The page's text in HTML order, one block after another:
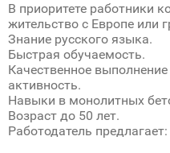
В приоритете работники
жительство с Европе или
Знание русского языка.
Быстрая обучаемость.
Качественное
активность.
Навыки в монолитных
Возраст до 50 лет.
Работодатель предлагает: